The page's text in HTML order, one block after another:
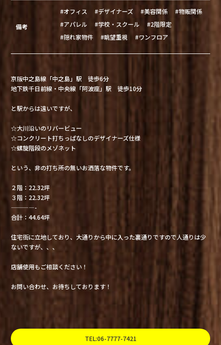
備考
#オフィス #デザイナーズ #美容関係
#物販関係
#アパレル
#学校・スクール
#2階限定
#隠れ家物件
#眺望重視 #ワンフロア
京阪中之島線「中之島」駅 徒歩6分
地下鉄千日前線・中央線「阿波座」駅 徒歩10分
と駅からは遠いですが、
☆大川沿いのリバービュー
☆コンクリート打ちっぱなしのデザイナーズ仕様
☆螺旋階段のメゾネット
という、非の打ち所の無いお洒落な物件です。
２階：22.32坪
３階：22.32坪
————-
合計：44.64坪
住宅街に立地しており、大通りから中に入った裏通りですので人通りは少
ないですが、、、
店舗使用もご相談ください！
お問い合わせ、お待ちしております！
TEL:06-7777-7421